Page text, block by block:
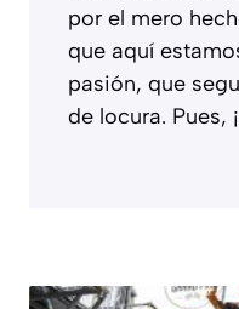
por el mero
que aquí
pasión, que
de locura. Pues,